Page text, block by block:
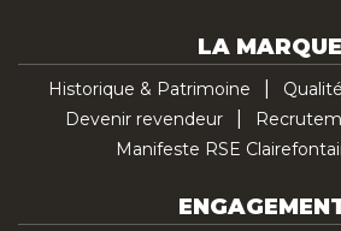
LA MARQUE
Historique & Patrimoine Qualité
Devenir revendeur
Manifeste RSE